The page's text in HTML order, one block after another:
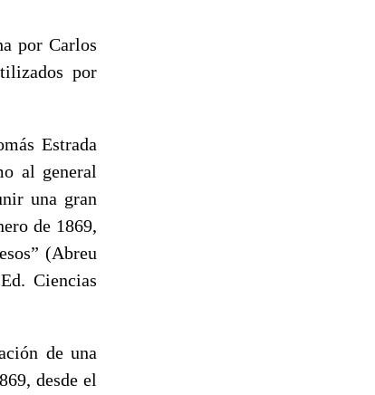
por Carlos
por
Estrada
al general
una gran
de 1869,
(Abreu
Ciencias
de una
desde el